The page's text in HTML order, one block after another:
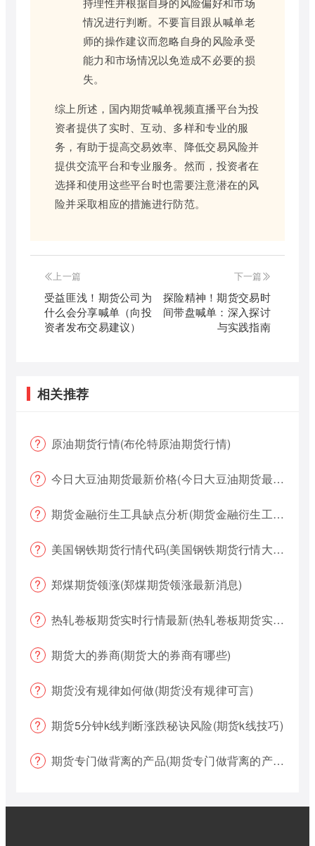
情况进行判断。不要盲目跟从喊单老
师的操作建议而忽略自身的风险承受
能力和市场情况以免造成不必要的损
失。
综上所述，国内期货喊单视频直播平台为投
资者提供了实时、互动、多样和专业的服
务，有助于提高交易效率、降低交易风险并
提供交流平台和专业服务。然而，投资者在
选择和使用这些平台时也需要注意潜在的风
险并采取相应的措施进行防范。
上一篇
受益匪浅！期货公司为
什么会分享喊单（向投
资者发布交易建议）
下一篇
探险精神！期货交易时
间带盘喊单：深入探讨
与实践指南
相关推荐
原油期货行情(布伦特原油期货行情)
今日大豆油期货最新价格(今日大豆油期货最新价格行情)
期货金融衍生工具缺点分析(期货金融衍生工具缺点分析报告)
美国钢铁期货行情代码(美国钢铁期货行情大盘)
郑煤期货领涨(郑煤期货领涨最新消息)
热轧卷板期货实时行情最新(热轧卷板期货实时行情最新报价)
期货大的券商(期货大的券商有哪些)
期货没有规律如何做(期货没有规律可言)
期货5分钟k线判断涨跌秘诀风险(期货k线技巧)
期货专门做背离的产品(期货专门做背离的产品有哪些)